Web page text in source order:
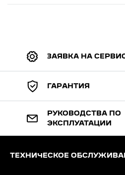
ЗАЯВКА НА
ГАРАНТИЯ
РУКОВОДСТВА ПО
ЭКСПЛУАТАЦИИ
ТЕХНИЧЕСКОЕ